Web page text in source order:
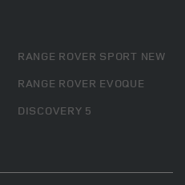
RANGE ROVER SPORT NEW
RANGE ROVER EVOQUE
DISCOVERY 5